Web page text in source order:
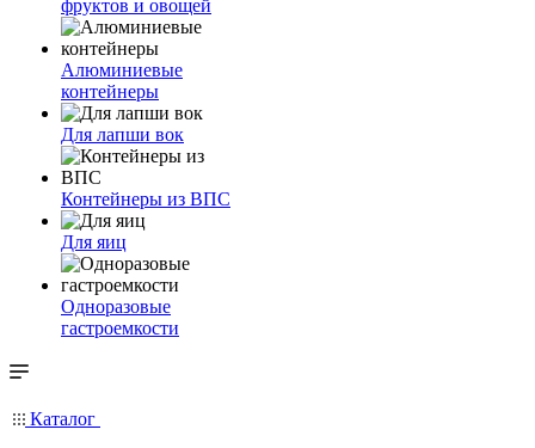
фруктов и овощей
Алюминиевые
контейнеры
Для лапши вок
Контейнеры из ВПС
Для яиц
Одноразовые
гастроемкости
Каталог